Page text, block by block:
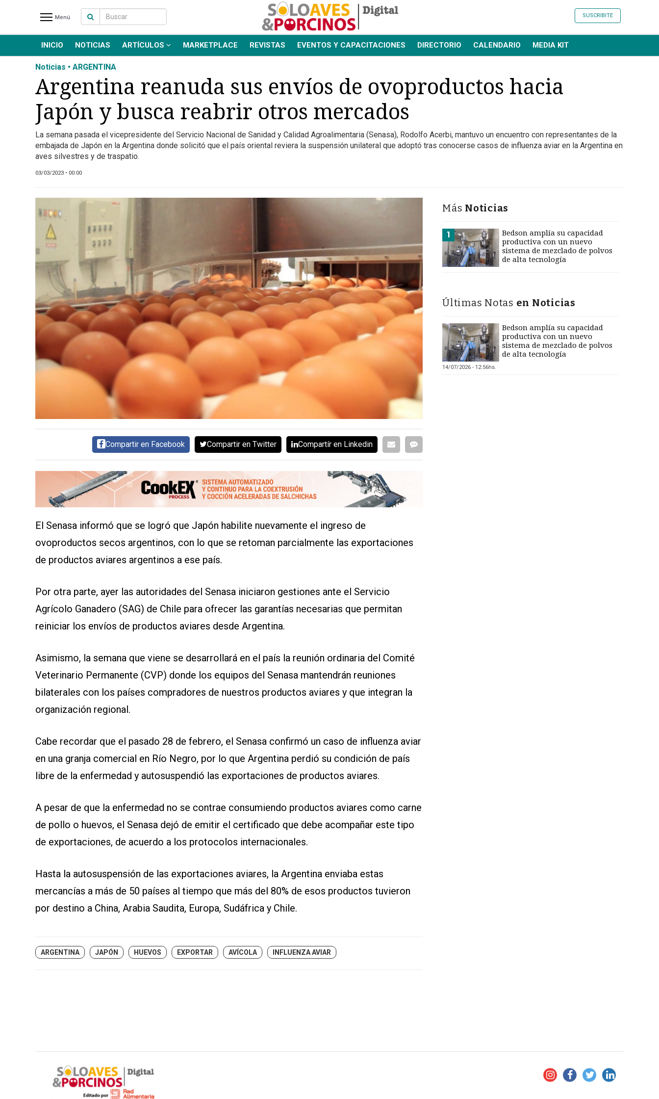
NOTICIAS RECIENTES
NOTICIAS
ARTÍCULOS
PRODUCCIÓN
PROCESO
PRODUCTO
NUEVOS PRODUCTOS
EVENTOS Y
CAPACITACIONES
DIRECTORIO
CALENDARIO
MEDIA KIT
SERVICIOS
CONTÁCTENOS
PRIVACIDAD
Menú SUSCRIBITE
INICIO NOTICIAS ARTÍCULOS MARKETPLACE REVISTAS EVENTOS Y CAPACITACIONES DIRECTORIO CALENDARIO MEDIA KIT
Noticias • ARGENTINA
Argentina reanuda sus envíos de ovoproductos hacia
Japón y busca reabrir otros mercados
La semana pasada el vicepresidente del Servicio Nacional de Sanidad y Calidad Agroalimentaria (Senasa), Rodolfo Acerbi, mantuvo un encuentro con representantes de la
embajada de Japón en la Argentina donde solicitó que el país oriental reviera la suspensión unilateral que adoptó tras conocerse casos de influenza aviar en la Argentina en
aves silvestres y de traspatio.
03/03/2023 • 00:00
Compartir en Facebook Compartir en Twitter Compartír en Linkedin
El Senasa informó que se logró que Japón habilite nuevamente el ingreso de
ovoproductos secos argentinos, con lo que se retoman parcialmente las exportaciones
de productos aviares argentinos a ese país.
Por otra parte, ayer las autoridades del Senasa iniciaron gestiones ante el Servicio
Agrícolo Ganadero (SAG) de Chile para ofrecer las garantías necesarias que permitan
reiniciar los envíos de productos aviares desde Argentina.
Asimismo, la semana que viene se desarrollará en el país la reunión ordinaria del Comité
Veterinario Permanente (CVP) donde los equipos del Senasa mantendrán reuniones
bilaterales con los países compradores de nuestros productos aviares y que integran la
organización regional.
Cabe recordar que el pasado 28 de febrero, el Senasa confirmó un caso de influenza aviar
en una granja comercial en Río Negro, por lo que Argentina perdió su condición de país
libre de la enfermedad y autosuspendió las exportaciones de productos aviares.
A pesar de que la enfermedad no se contrae consumiendo productos aviares como carne
de pollo o huevos, el Senasa dejó de emitir el certificado que debe acompañar este tipo
de exportaciones, de acuerdo a los protocolos internacionales.
Hasta la autosuspensión de las exportaciones aviares, la Argentina enviaba estas
mercancías a más de 50 países al tiempo que más del 80% de esos productos tuvieron
por destino a China, Arabia Saudita, Europa, Sudáfrica y Chile.
ARGENTINA JAPÓN HUEVOS EXPORTAR AVÍCOLA INFLUENZA AVIAR
Más Noticias
1
Bedson amplía su capacidad
productiva con un nuevo
sistema de mezclado de polvos
de alta tecnología
Últimas Notas en Noticias
Bedson amplía su capacidad
productiva con un nuevo
sistema de mezclado de polvos
de alta tecnología
14/07/2026 - 12:56hs.